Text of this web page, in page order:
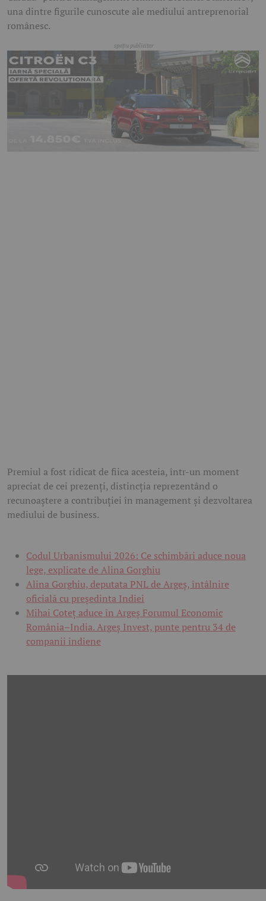
una dintre figurile cunoscute ale mediului antreprenorial
românesc.
Premiul a fost ridicat de fiica acesteia, într-un moment
apreciat de cei prezenți, distincția reprezentând o
recunoaștere a contribuției în management și dezvoltarea
mediului de business.
Codul Urbanismului 2026: Ce schimbări aduce noua
lege, explicate de Alina Gorghiu
Alina Gorghiu, deputata PNL de Argeș, întâlnire
oficială cu președinta Indiei
Mihai Coteț aduce în Argeș Forumul Economic
România–India. Argeș Invest, punte pentru 34 de
companii indiene